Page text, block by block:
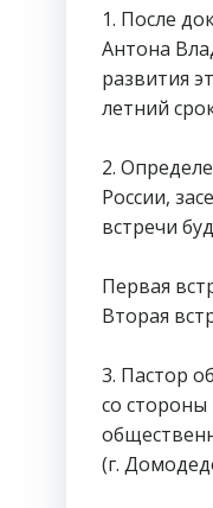
1. После
Антона
развития
летний
2.
России,
встречи
Первая
Вторая
3. Пастор
со
(г.